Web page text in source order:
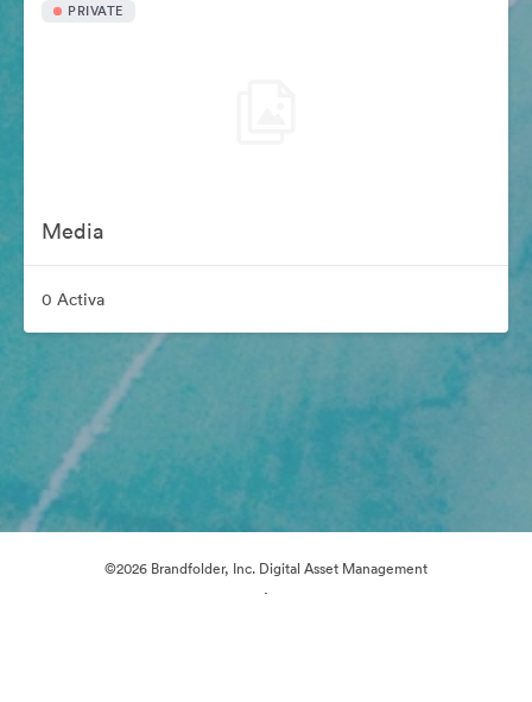
PRIVATE
Media
0 Activa
©2026 Brandfolder, Inc. Digital Asset Management
·